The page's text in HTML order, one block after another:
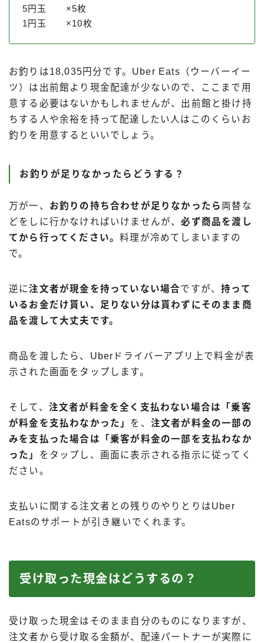
5円玉 ×5枚
1円玉 ×10枚
お釣りは18,035円分です。Uber Eats（ウーバーイー
ツ）は出前館より現金配達が少ないので、ここまで用
意する必要はないかもしれませんが、出前館と掛け持
ちする人や余裕を持って配達したい人はこのくらいお
釣りを用意するといいでしょう。
お釣りが足りなかったらどうする？
万が一、 お釣りの持ち合わせが足りなかったら両替な
どをしに行かなければいけませんが、必ず商品を渡し
てから行ってください。料理が冷めてしまいますの
で。
逆に注文者が現金を持っていない場合ですが、持って
いるお金だけ貰い、足りない分は貰わずにそのまま商
品を渡して大丈夫です。
商品を渡したら、Uberドライバーアプリ上で料金が表
示された画面をタップします。
そして、 注文者が料金を全く支払わない場合は「乗客
が料金を支払わなかった」 を、 注文者が料金の一部の
みを支払った場合は「乗客が料金の一部を支払わなか
った」 をタップし、画面に表示される指示に従ってく
ださい。
支払いに関する注文者との残りのやりとりはUber
Eatsのサポートが引き継いでくれます。
受け取った現金はどうするの？
受け取った現金はそのまま自分のものになりますが、
注文者から受け取る金額が、配達パートナーが実際に